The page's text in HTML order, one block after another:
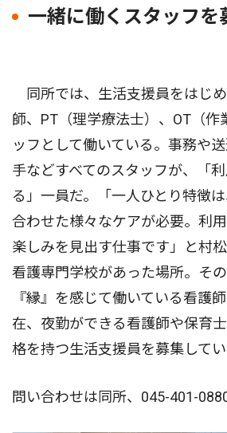
一緒に働くスタッフを
同所では、生活支援員をはじ
師、PT（理学療法士）、OT（作
ッフとして働いている。事務や
手などすべてのスタッフが、「
る」一員だ。「一人ひとり特徴
合わせた様々なケアが必要。利用
楽しみを見出す仕事です」と村
看護専門学校があった場所。その
『縁』を感じて働いている看護
在、夜勤ができる看護師や保育
格を持つ生活支援員を募集してい
問い合わせは同所、045-401-0880